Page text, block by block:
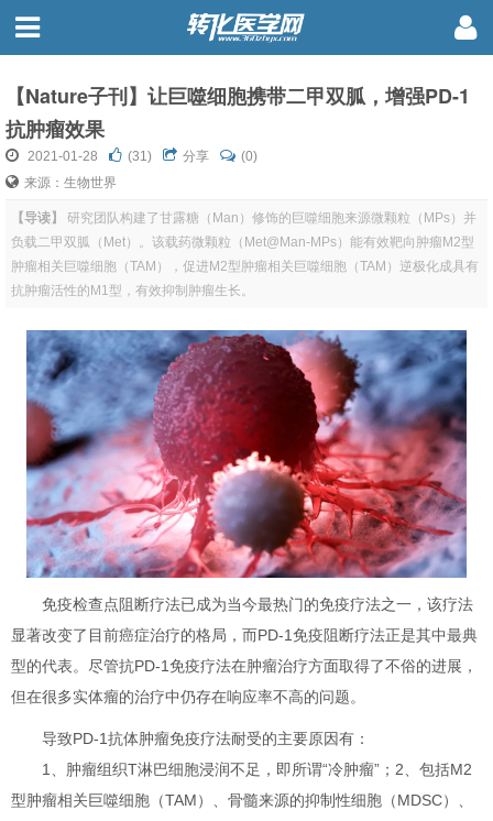
【Nature子刊】让巨噬细胞携带二甲双胍，增强PD-1
抗肿瘤效果
2021-01-28 (31) 分享
(0)
来源：生物世界
【导读】
研究团队构建了甘露糖（Man）修饰的巨噬细胞来源微颗粒（MPs）并
负载二甲双胍（Met）。该载药微颗粒（Met@Man-MPs）能有效靶向肿瘤M2型
肿瘤相关巨噬细胞（TAM），促进M2型肿瘤相关巨噬细胞（TAM）逆极化成具有
抗肿瘤活性的M1型，有效抑制肿瘤生长。
免疫检查点阻断疗法已成为当今最热门的免疫疗法之一，该疗法
显著改变了目前癌症治疗的格局，而PD-1免疫阻断疗法正是其中最典
型的代表。尽管抗PD-1免疫疗法在肿瘤治疗方面取得了不俗的进展，
但在很多实体瘤的治疗中仍存在响应率不高的问题。
导致PD-1抗体肿瘤免疫疗法耐受的主要原因有：
1、肿瘤组织T淋巴细胞浸润不足，即所谓“冷肿瘤”；2、包括M2
型肿瘤相关巨噬细胞（TAM）、骨髓来源的抑制性细胞（MDSC）、